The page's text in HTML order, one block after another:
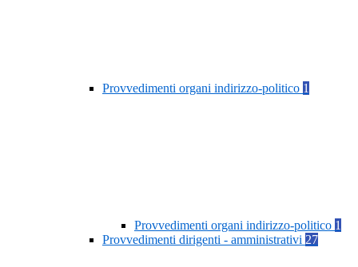
Provvedimenti organi indirizzo-politico 1
Provvedimenti organi indirizzo-politico 1
Provvedimenti dirigenti - amministrativi 27